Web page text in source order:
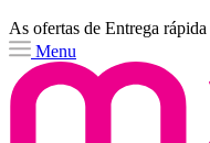
As ofertas de Entrega rápida
Menu